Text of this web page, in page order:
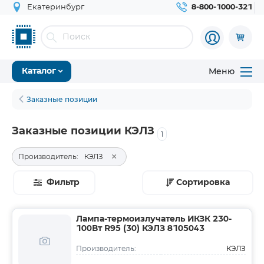
Екатеринбург 8-800-1000-321
Каталог Меню
Заказные позиции
Заказные позиции КЭЛЗ 1
Производитель: КЭЛЗ ×
Фильтр Сортировка
Лампа-термоизлучатель ИКЗК 230-
100Вт R95 (30) КЭЛЗ 8105043
Производитель: КЭЛЗ